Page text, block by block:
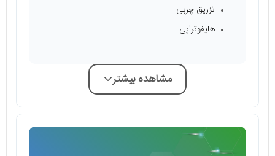
تزریق چربی
هایفوتراپی
مشاهده بیشتر